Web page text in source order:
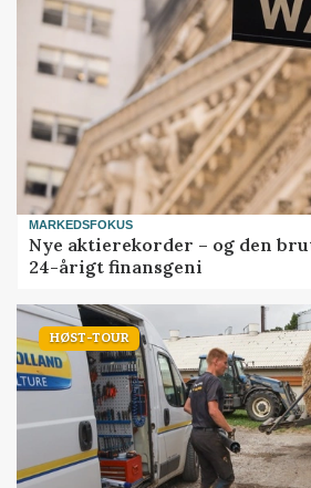
MARKEDSFOKUS
Nye aktierekorder – og den
24-årigt finansgeni
HØST-TOUR